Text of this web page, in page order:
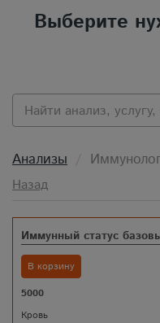
Выберите
Анализы
Назад
Иммунный статус
В корзину
5000
Кровь